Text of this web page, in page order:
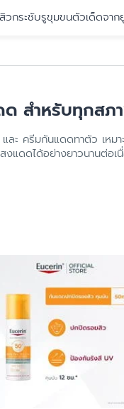
วกระชับรูขุมขนตัวเด็ดจาก
สำหรับทุกสภ
ละ ครีมกันแดดทาตัว เห
แดดได้อย่างยาวนานต่อเ